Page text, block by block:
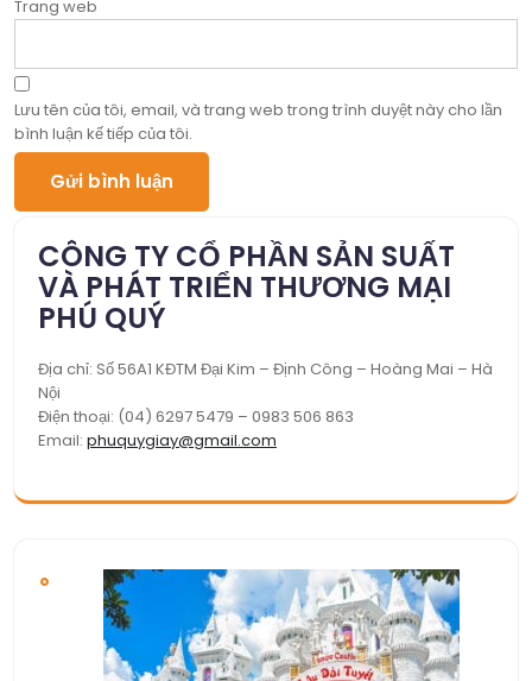
Trang web
Lưu tên của tôi, email, và trang web trong trình duyệt này cho lần
bình luận kế tiếp của tôi.
CÔNG TY CỔ PHẦN SẢN SUẤT
VÀ PHÁT TRIỂN THƯƠNG MẠI
PHÚ QUÝ
Địa chỉ: Số 56A1 KĐTM Đại Kim – Định Công – Hoàng Mai – Hà
Nội
Điện thoại: (04) 6297 5479 – 0983 506 863
Email: phuquygiay@gmail.com